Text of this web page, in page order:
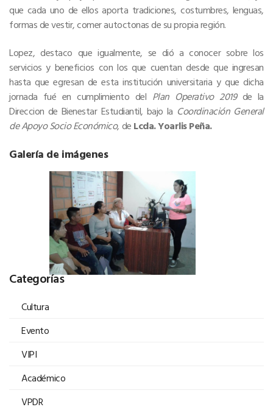
que cada uno de ellos aporta tradiciones, costumbres, lenguas,
formas de vestir, comer autoctonas de su propia región.
Lopez, destaco que igualmente, se dió a conocer sobre los
servicios y beneficios con los que cuentan desde que ingresan
hasta que egresan de esta institución universitaria y que dicha
jornada fué en cumplimiento del Plan Operativo 2019de la
Direccion de Bienestar Estudiantil, bajo la Coordinación General
de Apoyo Socio Económico, de Lcda. Yoarlis Peña.
Galería de imágenes
Categorías
Cultura
Evento
VIPI
Académico
VPDR